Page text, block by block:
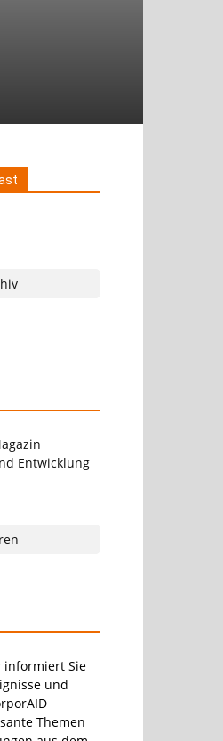
informiert Sie
und
Themen